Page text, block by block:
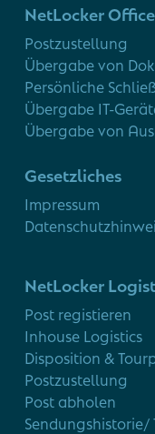
NetLocker Office
Postzustellung
Übergabe von
Persönliche
Übergabe IT-
Übergabe von
Gesetzliches
Impressum
NetLocker
Post registieren
Inhouse Logistics
Disposition &
Postzustellung
Post abholen
Sendungshistorie/